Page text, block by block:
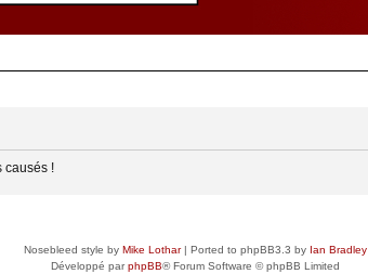
causés !
Nosebleed style by Mike Lothar| Ported to phpBB3.3 by Ian Bradley
Développé parphpBB® Forum Software © phpBB Limited